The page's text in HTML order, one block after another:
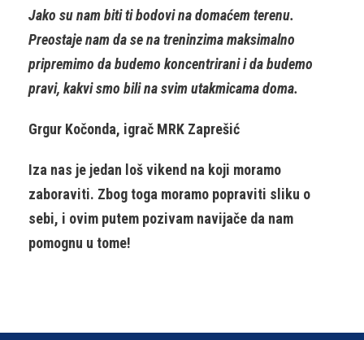
Jako su nam biti ti bodovi na domaćem terenu.
Preostaje nam da se na treninzima maksimalno
pripremimo da budemo koncentrirani i da budemo
pravi, kakvi smo bili na svim utakmicama doma.
Grgur Kočonda, igrač MRK Zaprešić
Iza nas je jedan loš vikend na koji moramo
zaboraviti. Zbog toga moramo popraviti sliku o
sebi, i ovim putem pozivam navijače da nam
pomognu u tome!